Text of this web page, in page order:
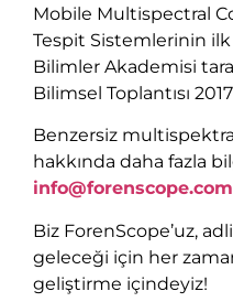
Mobile Multispectral
Tespit Sistemlerinin
Bilimler Akademisi
Bilimsel Toplantısı
Benzersiz
hakkında daha fazla
info@forenscope.com
Biz ForenScope’uz,
geleceği için her
geliştirme içindeyiz!